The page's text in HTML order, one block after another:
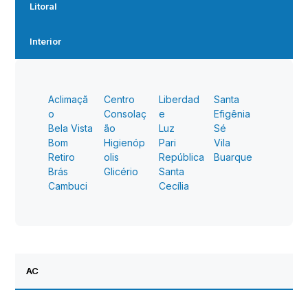
Litoral
Interior
Aclimaçã
o
Bela Vista
Bom
Retiro
Brás
Cambuci
Centro
Consolaç
ão
Higienóp
olis
Glicério
Liberdad
e
Luz
Pari
República
Santa
Cecília
Santa
Efigênia
Sé
Vila
Buarque
AC